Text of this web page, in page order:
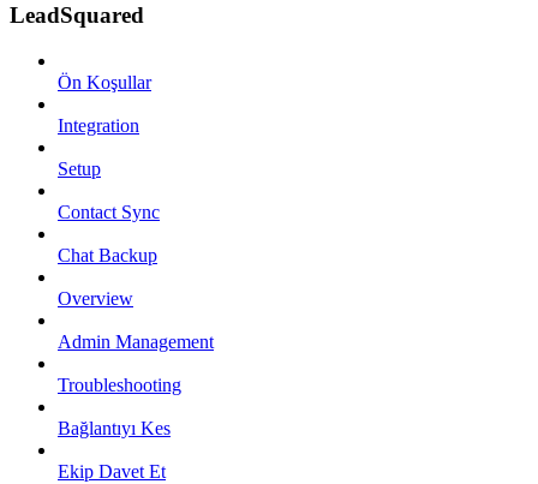
LeadSquared
Ön Koşullar
Integration
Setup
Contact Sync
Chat Backup
Overview
Admin Management
Troubleshooting
Bağlantıyı Kes
Ekip Davet Et